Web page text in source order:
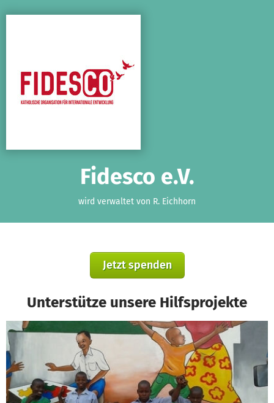
Fidesco e.V.
wird verwaltet von R. Eichhorn
Jetzt spenden
Unterstütze unsere Hilfsprojekte